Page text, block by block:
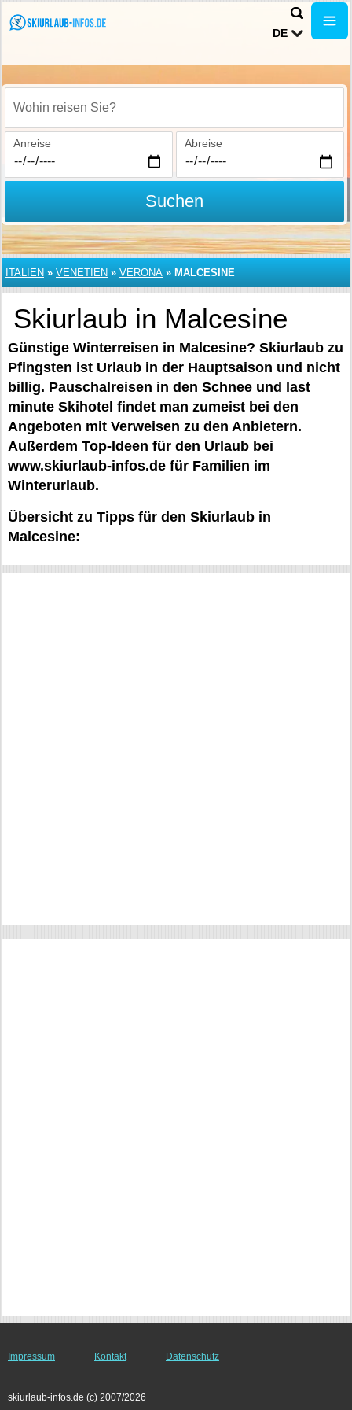
DE
Wohin reisen Sie?
Anreise Abreise
Suchen
ITALIEN » VENETIEN » VERONA » MALCESINE
Skiurlaub in Malcesine
Günstige Winterreisen in Malcesine? Skiurlaub zu
Pfingsten ist Urlaub in der Hauptsaison und nicht
billig. Pauschalreisen in den Schnee und last
minute Skihotel findet man zumeist bei den
Angeboten mit Verweisen zu den Anbietern.
Außerdem Top-Ideen für den Urlaub bei
www.skiurlaub-infos.de für Familien im
Winterurlaub.
Übersicht zu Tipps für den Skiurlaub in
Malcesine:
Impressum Kontakt Datenschutz
skiurlaub-infos.de (c) 2007/2026